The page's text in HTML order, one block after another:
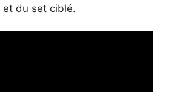
et du set ciblé.